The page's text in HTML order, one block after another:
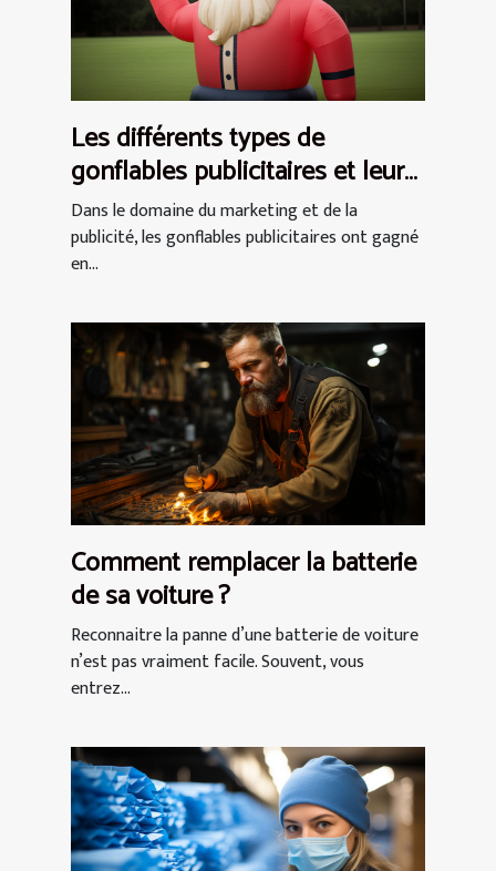
Les différents types de
gonflables publicitaires et leurs
utilisations
Dans le domaine du marketing et de la
publicité, les gonflables publicitaires ont gagné
en...
Comment remplacer la batterie
de sa voiture ?
Reconnaitre la panne d’une batterie de voiture
n’est pas vraiment facile. Souvent, vous
entrez...